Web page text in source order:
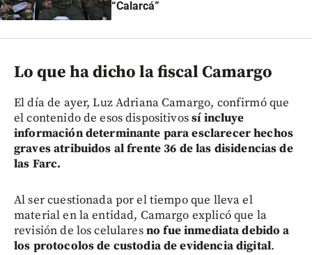
“Calarcá”
Lo que ha dicho la fiscal Camargo
El día de ayer, Luz Adriana Camargo, confirmó que
el contenido de esos dispositivossí incluye
información determinante para esclarecer hechos
graves atribuidos al frente 36 de las disidencias de
las Farc.
Al ser cuestionada por el tiempo que lleva el
material en la entidad, Camargo explicó que la
revisión de los celularesno fue inmediata debido a
los protocolos de custodia de evidencia digital.